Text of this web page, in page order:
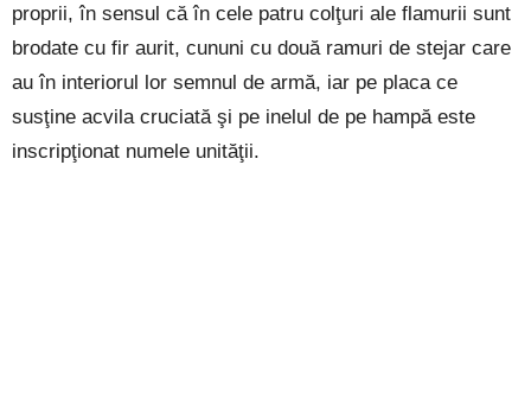
proprii, în sensul că în cele patru colţuri ale flamurii sunt
brodate cu fir aurit, cununi cu două ramuri de stejar care
au în interiorul lor semnul de armă, iar pe placa ce
susţine acvila cruciată şi pe inelul de pe hampă este
inscripţionat numele unităţii.